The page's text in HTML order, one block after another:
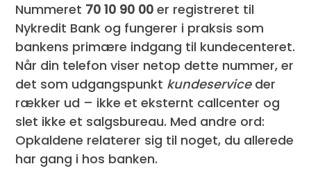
Nummeret 70 10 90 00 er registreret til
Nykredit Bank og fungerer i praksis som
bankens primære indgang til kundecenteret.
Når din telefon viser netop dette nummer, er
det som udgangspunkt kundeserviceder
rækker ud – ikke et eksternt callcenter og
slet ikke et salgsbureau. Med andre ord:
Opkaldene relaterer sig til noget, du allerede
har gang i hos banken.